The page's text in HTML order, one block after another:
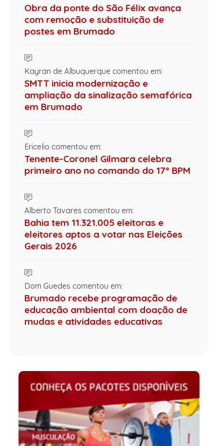
Obra da ponte do São Félix avança
com remoção e substituição de
postes em Brumado
Kayran de Albuquerque comentou em:
SMTT inicia modernização e
ampliação da sinalização semafórica
em Brumado
Ericelio comentou em:
Tenente-Coronel Gilmara celebra
primeiro ano no comando do 17º BPM
Alberto Tavares comentou em:
Bahia tem 11.321.005 eleitoras e
eleitores aptos a votar nas Eleições
Gerais 2026
Dom Guedes comentou em:
Brumado recebe programação de
educação ambiental com doação de
mudas e atividades educativas